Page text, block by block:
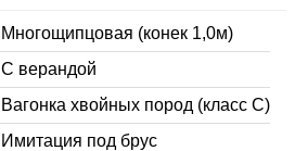
Многощипцовая (конек 1,0м)
С верандой
Вагонка хвойных пород (класс С)
Имитация под брус